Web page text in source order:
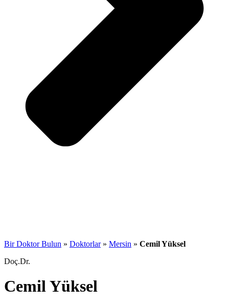
Bir Doktor Bulun » Doktorlar» Mersin » Cemil Yüksel
Doç.Dr.
Cemil Yüksel